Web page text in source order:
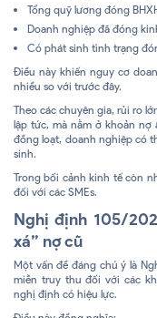
Tổng quỹ lương đóng
Doanh nghiệp đã đóng
Có phát sinh tình trạng
Điều này khiến nguy cơ
nhiều so với trước đây.
Theo các chuyên gia, rủi ro
lập tức, mà nằm ở khoản
đồng loạt, doanh nghiệp có
sinh.
Trong bối cảnh kinh tế còn
đối với các SMEs.
Nghị định 105/
xá” nợ cũ
Một vấn đề đáng chú ý là
miễn truy thu đối với các
nghị định có hiệu lực.